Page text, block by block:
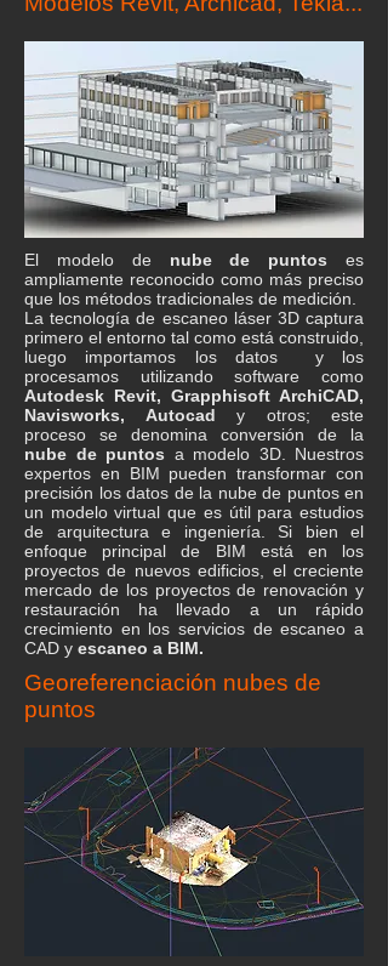
El modelo de nube de puntos es
ampliamente reconocido como más preciso
que los métodos tradicionales de medición.
La tecnología de escaneo láser 3D captura
primero el entorno tal como está construido,
luego importamos los datos y los
procesamos utilizando software como
Autodesk Revit, Grapphisoft ArchiCAD,
Navisworks, Autocad y otros; este
proceso se denomina conversión de la
nube de puntos a modelo 3D. Nuestros
expertos en BIM pueden transformar con
precisión los datos de la nube de puntos en
un modelo virtual que es útil para estudios
de arquitectura e ingeniería. Si bien el
enfoque principal de BIM está en los
proyectos de nuevos edificios, el creciente
mercado de los proyectos de renovación y
restauración ha llevado a un rápido
crecimiento en los servicios de escaneo a
CAD y escaneo a BIM.
Georeferenciación nubes de
puntos